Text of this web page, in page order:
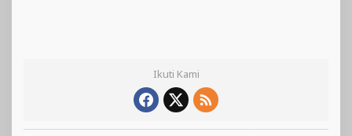
Ikuti Kami